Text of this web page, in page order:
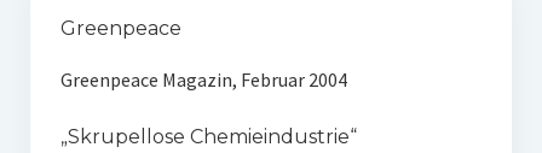
Impressum
Greenpeace
Greenpeace Magazin, Februar 2004
„Skrupellose Chemieindustrie“